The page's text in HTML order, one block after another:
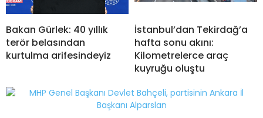
Bakan Gürlek: 40 yıllık
terör belasından
kurtulma arifesindeyiz
İstanbul’dan Tekirdağ’a
hafta sonu akını:
Kilometrelerce araç
kuyruğu oluştu